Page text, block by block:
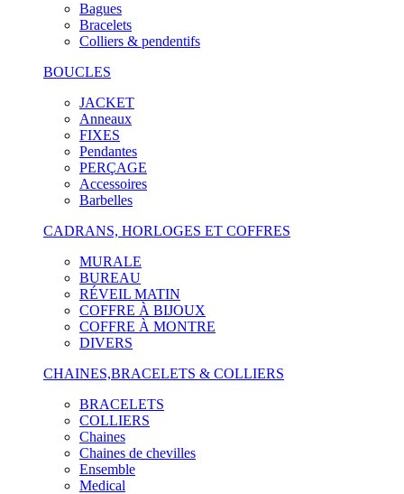
Bagues
Bracelets
Colliers & pendentifs
BOUCLES
JACKET
Anneaux
FIXES
Pendantes
PERÇAGE
Accessoires
Barbelles
CADRANS, HORLOGES ET COFFRES
MURALE
BUREAU
RÉVEIL MATIN
COFFRE À BIJOUX
COFFRE À MONTRE
DIVERS
CHAINES,BRACELETS & COLLIERS
BRACELETS
COLLIERS
Chaines
Chaines de chevilles
Ensemble
Medical